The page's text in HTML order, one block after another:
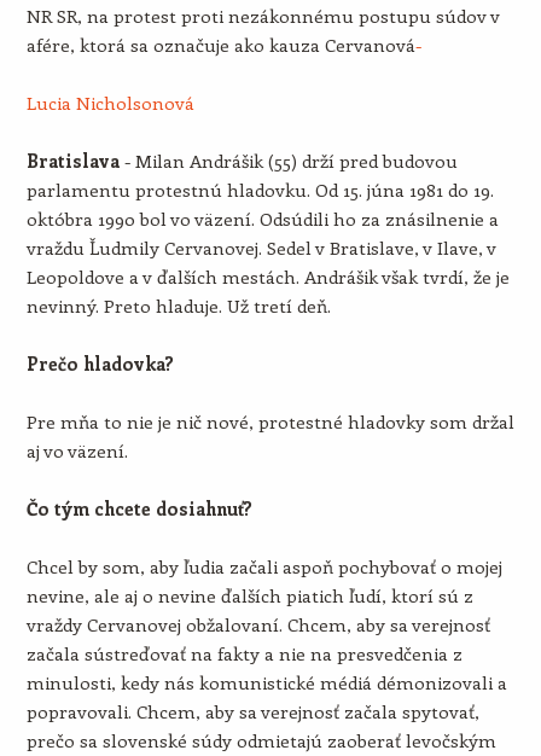
NR SR, na protest proti nezákonnému postupu súdov v
afére, ktorá sa označuje ako kauza Cervanová-
Lucia Nicholsonová
Bratislava- Milan Andrášik (55) drží pred budovou
parlamentu protestnú hladovku. Od 15. júna 1981 do 19.
októbra 1990 bol vo väzení. Odsúdili ho za znásilnenie a
vraždu Ľudmily Cervanovej. Sedel v Bratislave, v Ilave, v
Leopoldove a v ďalších mestách. Andrášik však tvrdí, že je
nevinný. Preto hladuje. Už tretí deň.
Prečo hladovka?
Pre mňa to nie je nič nové, protestné hladovky som držal
aj vo väzení.
Čo tým chcete dosiahnuť?
Chcel by som, aby ľudia začali aspoň pochybovať o mojej
nevine, ale aj o nevine ďalších piatich ľudí, ktorí sú z
vraždy Cervanovej obžalovaní. Chcem, aby sa verejnosť
začala sústreďovať na fakty a nie na presvedčenia z
minulosti, kedy nás komunistické médiá démonizovali a
popravovali. Chcem, aby sa verejnosť začala spytovať,
prečo sa slovenské súdy odmietajú zaoberať levočským